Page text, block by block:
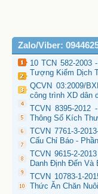
Zalo/Viber:
10 TCN 582-2003
Tượng Kiểm Dịch
QCVN 03:2009/
công trình XD dân
TCVN 8395-
Thông Số Kích
TCVN 7761-3-
Cấu Chỉ Báo -
TCVN 9615-2-
Danh Định Đến Và
TCVN 10783-1-
Thức Ăn Chăn